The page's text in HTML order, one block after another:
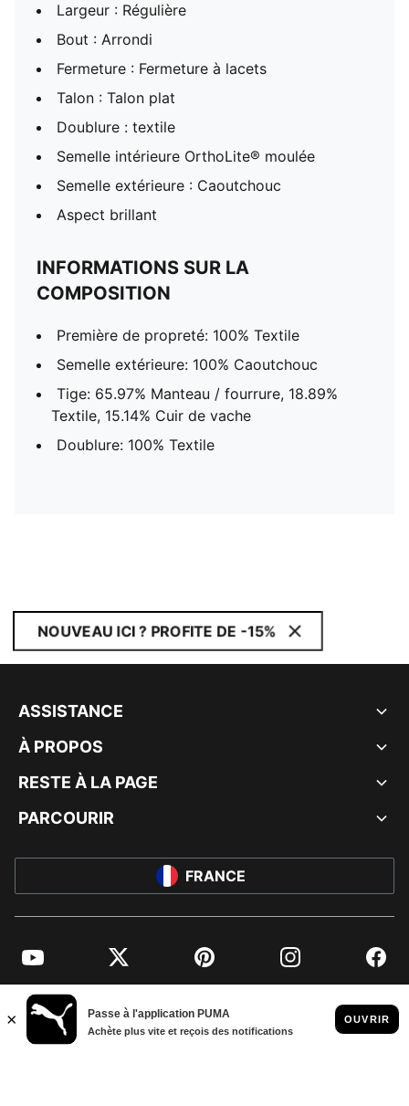
Largeur : Régulière
Bout : Arrondi
Fermeture : Fermeture à lacets
Talon : Talon plat
Doublure : textile
Semelle intérieure OrthoLite® moulée
Semelle extérieure : Caoutchouc
Aspect brillant
INFORMATIONS SUR LA
COMPOSITION
Première de propreté: 100% Textile
Semelle extérieure: 100% Caoutchouc
Tige: 65.97% Manteau / fourrure, 18.89%
Textile, 15.14% Cuir de vache
Doublure: 100% Textile
NOUVEAU ICI ? PROFITE DE -15%
ASSISTANCE
À PROPOS
RESTE À LA PAGE
PARCOURIR
FRANCE
YouTube Twitter Pinterest Instagram
© PUMA EUROPE GMBH, 2026. TOUS DROITS RÉSERVÉS
MENTIONS ET DONNÉES LÉGALES